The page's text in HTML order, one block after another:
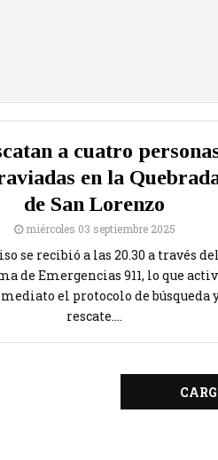
a cuatro
en la
de San Lorenzo
miércoles 03 septiembre 2025
se recibió a las 20.30 a través del
de Emergencias 911, lo que
el protocolo de búsqueda
rescate....